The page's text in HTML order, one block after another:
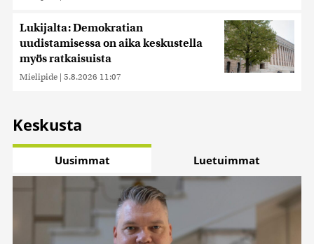
Lukijalta: Demokratian
uudistamisessa on aika keskustella
myös ratkaisuista
Mielipide | 5.8.2026 11:07
Keskusta
Uusimmat Luetuimmat